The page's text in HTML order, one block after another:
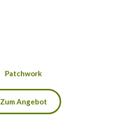
Patchwork
Zum Angebot